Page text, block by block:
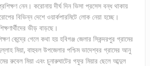
নেন। করোনায় দীর্ঘ দিন ভিসা প্রসেস বন্ধ থাকায়
বিভিন্ন দেশে ওয়ার্কপারমিটে লোক নেয়া হচ্ছে।
ভীড় বাড়ছে।
কেন্দ্রে গেলে কথা হয় হবিগঞ্জ জেলার সিকন্দরপুর গ্রামের
মিয়া, বাহুবল উপজেলার পশ্চিম ভাদেশ্বর গ্রামের আনু
রুবেল মিয়া এবং চুনারুঘাটের গফুর মিয়ার ছেলে আব্দুল